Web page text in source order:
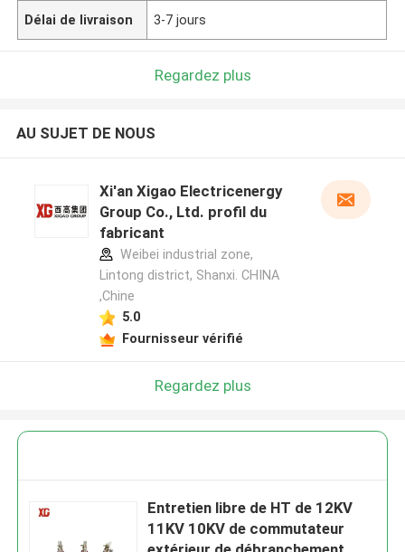
Délai de livraison 3-7 jours
Regardez plus
AU SUJET DE NOUS
Xi'an Xigao Electricenergy
Group Co., Ltd. profil du
fabricant
Weibei industrial zone,
Lintong district, Shanxi. CHINA
,Chine
5.0
Fournisseur vérifié
Regardez plus
Entretien libre de HT de 12KV
11KV 10KV de commutateur